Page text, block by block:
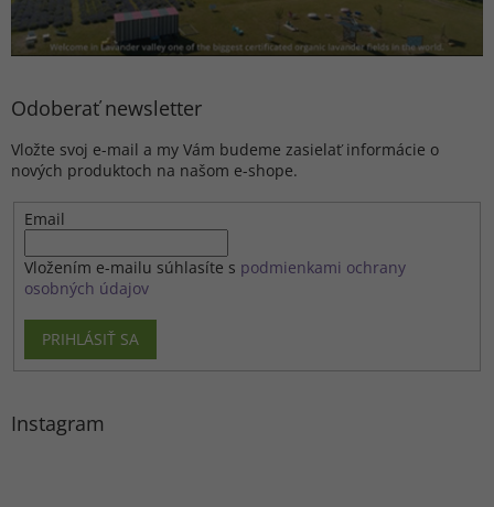
Odoberať newsletter
Vložte svoj e-mail a my Vám budeme zasielať informácie o
nových produktoch na našom e-shope.
Email
Vložením e-mailu súhlasíte s podmienkami ochrany
osobných údajov
PRIHLÁSIŤ SA
Instagram